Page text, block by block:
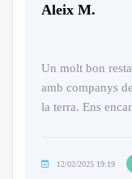
Aleix M.
Un molt bon
amb companys
la terra. Ens
12/02/2025 19:19